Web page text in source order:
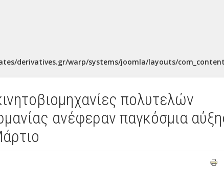
derivatives.gr/warp/systems/joomla/layouts/
πολυτελών
ανέφεραν παγκόσμια